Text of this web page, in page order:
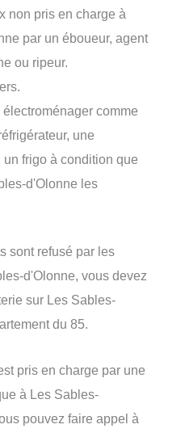
non pris en charge à
par un éboueur, agent
ou ripeur.
comme
une
un frigo à condition que
d'Olonne les
sont refusé par les
d'Olonne, vous devez
sur Les Sables-
du 85.
pris en charge par une
à Les Sables-
pouvez faire appel à